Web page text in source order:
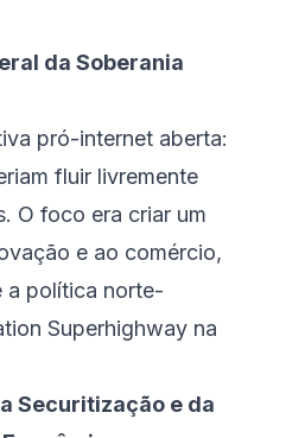
da Soberania
pró-internet aberta:
fluir livremente
O foco era criar um
e ao comércio,
a política norte-
Superhighway na
Securitização e da